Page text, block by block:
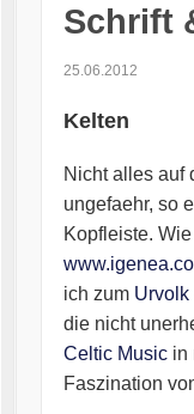
Schrift
25.06.2012
Kelten
Nicht alles auf
ungefaehr, so
Kopfleiste.
ich zum Urvolk
die nicht
Celtic Music in
Faszination